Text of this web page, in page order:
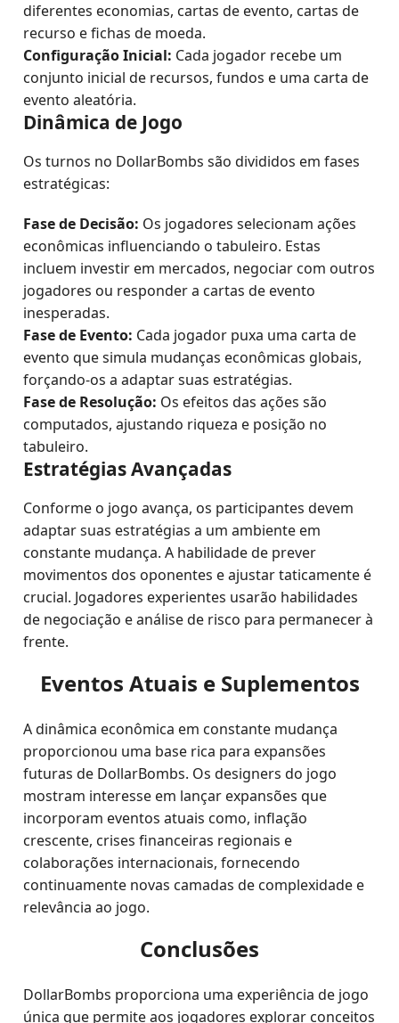
diferentes economias, cartas de evento, cartas de
recurso e fichas de moeda.
Configuração Inicial: Cada jogador recebe um
conjunto inicial de recursos, fundos e uma carta de
evento aleatória.
Dinâmica de Jogo
Os turnos no DollarBombs são divididos em fases
estratégicas:
Fase de Decisão: Os jogadores selecionam ações
econômicas influenciando o tabuleiro. Estas
incluem investir em mercados, negociar com outros
jogadores ou responder a cartas de evento
inesperadas.
Fase de Evento: Cada jogador puxa uma carta de
evento que simula mudanças econômicas globais,
forçando-os a adaptar suas estratégias.
Fase de Resolução: Os efeitos das ações são
computados, ajustando riqueza e posição no
tabuleiro.
Estratégias Avançadas
Conforme o jogo avança, os participantes devem
adaptar suas estratégias a um ambiente em
constante mudança. A habilidade de prever
movimentos dos oponentes e ajustar taticamente é
crucial. Jogadores experientes usarão habilidades
de negociação e análise de risco para permanecer à
frente.
Eventos Atuais e Suplementos
A dinâmica econômica em constante mudança
proporcionou uma base rica para expansões
futuras de DollarBombs. Os designers do jogo
mostram interesse em lançar expansões que
incorporam eventos atuais como, inflação
crescente, crises financeiras regionais e
colaborações internacionais, fornecendo
continuamente novas camadas de complexidade e
relevância ao jogo.
Conclusões
DollarBombs proporciona uma experiência de jogo
única que permite aos jogadores explorar conceitos